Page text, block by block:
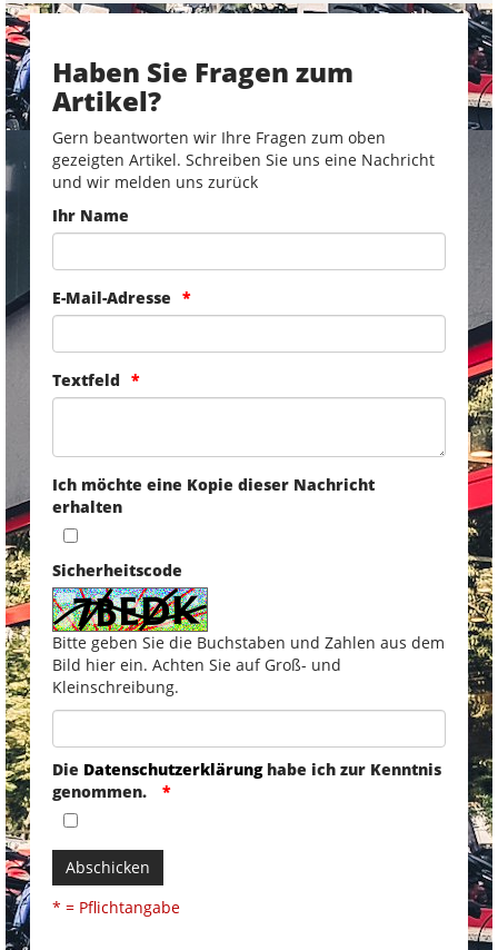
Haben Sie Fragen zum
Artikel?
Gern beantworten wir Ihre Fragen zum oben
gezeigten Artikel. Schreiben Sie uns eine Nachricht
und wir melden uns zurück
Ihr Name
E-Mail-Adresse
Textfeld
Ich möchte eine Kopie dieser Nachricht
erhalten
Sicherheitscode
Bitte geben Sie die Buchstaben und Zahlen aus dem
Bild hier ein. Achten Sie auf Groß- und
Kleinschreibung.
Die Datenschutzerklärunghabe ich zur Kenntnis
genommen.
Abschicken
* = Pflichtangabe